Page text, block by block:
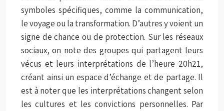
symboles spécifiques, comme la communication,
le voyage ou la transformation. D’autres y voient un
signe de chance ou de protection. Sur les réseaux
sociaux, on note des groupes qui partagent leurs
vécus et leurs interprétations de l’heure 20h21,
créant ainsi un espace d’échange et de partage. Il
est à noter que les interprétations changent selon
les cultures et les convictions personnelles. Par